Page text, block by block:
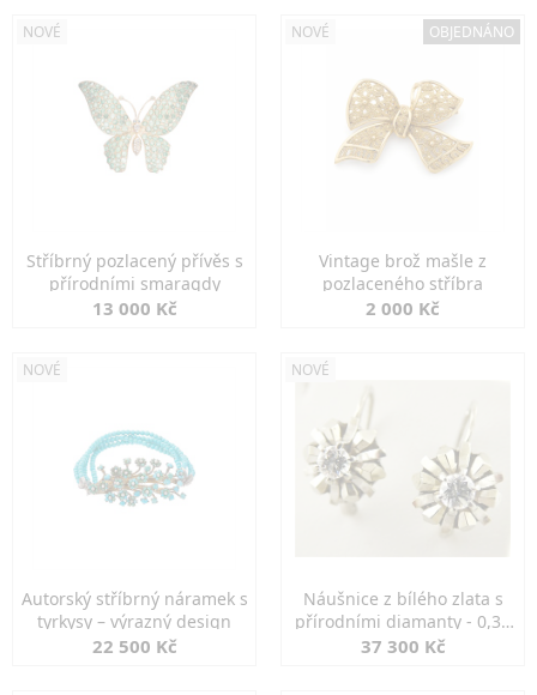
NOVÉ
Stříbrný pozlacený přívěs s
přírodními smaragdy
13 000 Kč
NOVÉ OBJEDNÁNO
Vintage brož mašle z
pozlaceného stříbra
2 000 Kč
NOVÉ
Autorský stříbrný náramek s
tyrkysy – výrazný design
22 500 Kč
NOVÉ
Náušnice z bílého zlata s
přírodními diamanty - 0,30
ct
37 300 Kč